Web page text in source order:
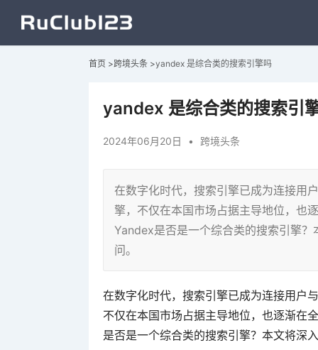
首页 >跨境头条 >yandex 是综合类的搜索引擎吗
yandex 是综合类的搜索引
2024年06月20日 • 跨境头条
在数字化时代，搜索引擎已成为连接用
擎，不仅在本国市场占据主导地位，也
Yandex是否是一个综合类的搜索引擎
问。
在数字化时代，搜索引擎已成为连接用户
不仅在本国市场占据主导地位，也逐渐在
是否是一个综合类的搜索引擎？本文将深